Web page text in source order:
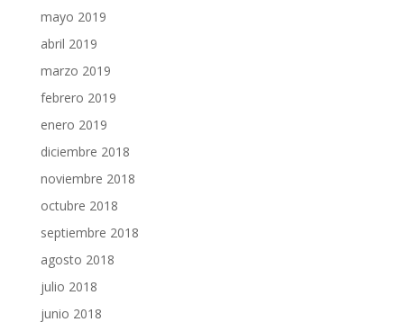
mayo 2019
abril 2019
marzo 2019
febrero 2019
enero 2019
diciembre 2018
noviembre 2018
octubre 2018
septiembre 2018
agosto 2018
julio 2018
junio 2018